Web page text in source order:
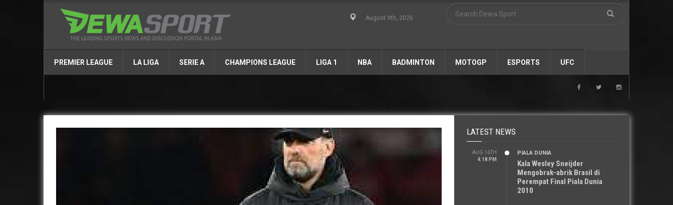
August 9th, 2026
PREMIER LEAGUE LA LIGA SERIE A CHAMPIONS LEAGUE LIGA 1 NBA BADMINTON MOTOGP ESPORTS UFC
LATEST NEWS
AUG 16TH
4:18 PM
PIALA DUNIA
Kala Wesley Sneijder
Mengobrak-abrik Brasil di
Perempat Final Piala Dunia
2010